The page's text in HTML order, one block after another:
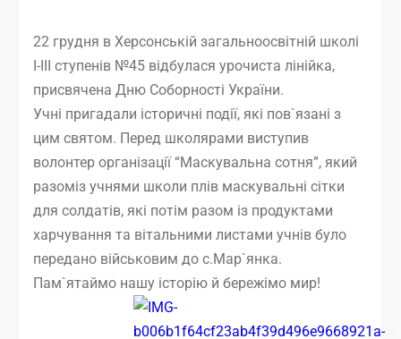
22 грудня в Херсонській загальноосвітній школі
І-ІІІ ступенів №45 відбулася урочиста лінійка,
присвячена Дню Соборності України.
Учні пригадали історичні події, які пов`язані з
цим святом. Перед школярами виступив
волонтер організації “Маскувальна сотня”, який
разоміз учнями школи плів маскувальні сітки
для солдатів, які потім разом із продуктами
харчування та вітальними листами учнів було
передано військовим до с.Мар`янка.
Пам`ятаймо нашу історію й бережімо мир!